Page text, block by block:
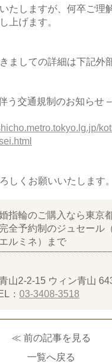
たしますが、何卒ご理
上げます。
ましての詳細は下記外
う交通規制のお知らせ –
しくお願いいたします。
指輪のご購入なら東京
全予約制のジュセール
ルミネ）まで
山2-2-15 ウィン青山
： 03-3408-3518
≪ 前の記事を見る
一覧へ戻る